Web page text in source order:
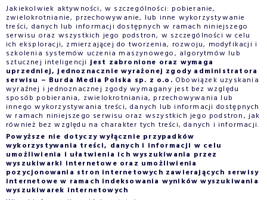
Jakiekolwiek aktywności, w szczególności: pobieranie,
zwielokrotnianie, przechowywanie, lub inne wykorzystywanie
treści, danych lub informacji dostępnych w ramach niniejszego
serwisu oraz wszystkich jego podstron, w szczególności w celu
ich eksploracji, zmierzającej do tworzenia, rozwoju, modyfikacji i
szkolenia systemów uczenia maszynowego, algorytmów lub
sztucznej inteligencjijest zabronione oraz wymaga
uprzedniej, jednoznacznie wyrażonej zgody administratora
serwisu – Burda Media Polska sp. z o.o. Obowiązek uzyskania
wyraźnej i jednoznacznej zgody wymagany jest bez względu
sposób pobierania, zwielokrotniania, przechowywania lub
innego wykorzystywania treści, danych lub informacji dostępnych
w ramach niniejszego serwisu oraz wszystkich jego podstron, jak
również bez względu na charakter tych treści, danych i informacji.
Powyższe nie dotyczy wyłącznie przypadków
wykorzystywania treści, danych i informacji w celu
umożliwienia i ułatwienia ich wyszukiwania przez
wyszukiwarki internetowe oraz umożliwienia
pozycjonowania stron internetowych zawierających serwisy
internetowe w ramach indeksowania wyników wyszukiwania
wyszukiwarek internetowych